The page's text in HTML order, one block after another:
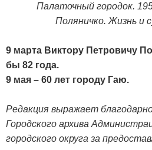
Палаточный городок.
Поляничко. Жизнь и
9 марта Виктору Петровичу
бы 82 года.
9 мая – 60 лет городу Гаю.
Редакция выражает
Городского архива
городского округа за